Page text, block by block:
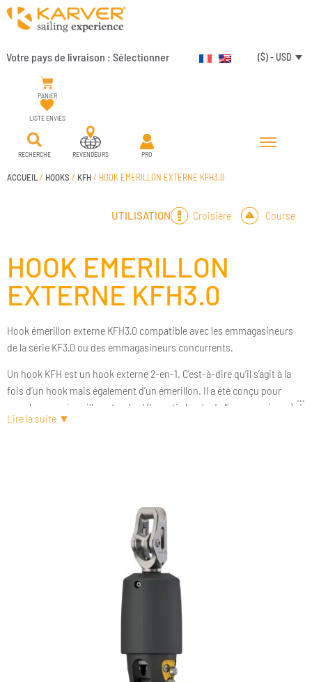
Votre pays de livraison : Sélectionner ($) - USD
PANIER
LISTE ENVIES
RECHERCHE REVENDEURS PRO
ACCUEIL / HOOKS / KFH/ HOOK EMERILLON EXTERNE KFH3.0
UTILISATION Croisière Course
HOOK EMERILLON
EXTERNE KFH3.0
Hook émerillon externe KFH3.0 compatible avec les emmagasineurs
de la série KF3.0 ou des emmagasineurs concurrents.
Un hook KFH est un hook externe 2-en-1. C’est-à-dire qu’il s’agit à la
fois d’un hook mais également d’un émerillon. Il a été conçu pour
remplacer un émerillon standard (la partie haute de l’emmagasineur) et
s’utilise donc avec une tourelle d’emmagasineur. L’ensemble est
plus sur des voiliers de voyage et particulièrement des catamarans
pour leurs trinquettes ou codes 0. Si vous souhaitez en savoir plus
sur les nombreux avantages d’un hook, prenez le temps de lire notre
article KarverPedia sur ce sujet.